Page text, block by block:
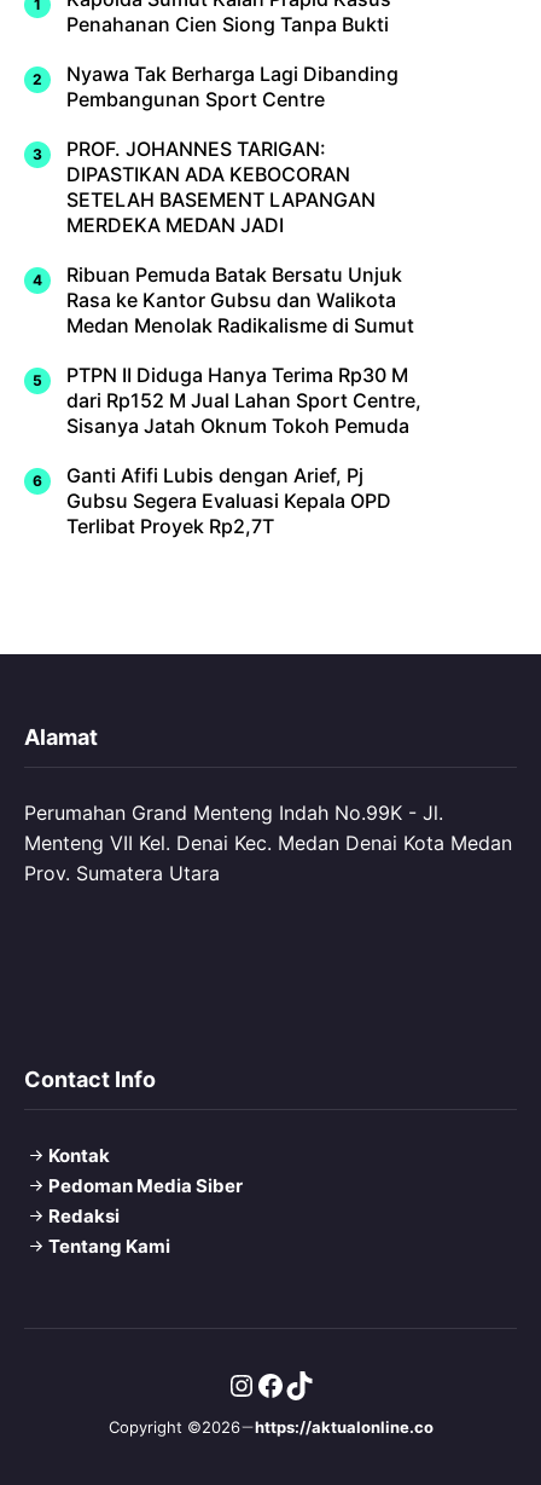
Penahanan Cien Siong Tanpa Bukti
Nyawa Tak Berharga Lagi Dibanding
Pembangunan Sport Centre
PROF. JOHANNES TARIGAN:
DIPASTIKAN ADA KEBOCORAN
SETELAH BASEMENT LAPANGAN
MERDEKA MEDAN JADI
Ribuan Pemuda Batak Bersatu Unjuk
Rasa ke Kantor Gubsu dan Walikota
Medan Menolak Radikalisme di Sumut
PTPN II Diduga Hanya Terima Rp30 M
dari Rp152 M Jual Lahan Sport Centre,
Sisanya Jatah Oknum Tokoh Pemuda
Ganti Afifi Lubis dengan Arief, Pj
Gubsu Segera Evaluasi Kepala OPD
Terlibat Proyek Rp2,7T
Alamat
Perumahan Grand Menteng Indah No.99K - Jl.
Menteng VII Kel. Denai Kec. Medan Denai Kota Medan
Prov. Sumatera Utara
Contact Info
Kontak
Pedoman Media Siber
Redaksi
Tentang Kami
Copyright ©2026 https://aktualonline.co
Instagram
Facebook
TikTok